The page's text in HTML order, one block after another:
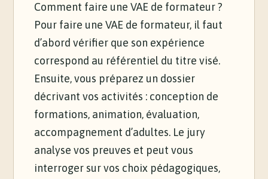
Comment faire une VAE de formateur ?
Pour faire une VAE de formateur, il faut
d’abord vérifier que son expérience
correspond au référentiel du titre visé.
Ensuite, vous préparez un dossier
décrivant vos activités : conception de
formations, animation, évaluation,
accompagnement d’adultes. Le jury
analyse vos preuves et peut vous
interroger sur vos choix pédagogiques,